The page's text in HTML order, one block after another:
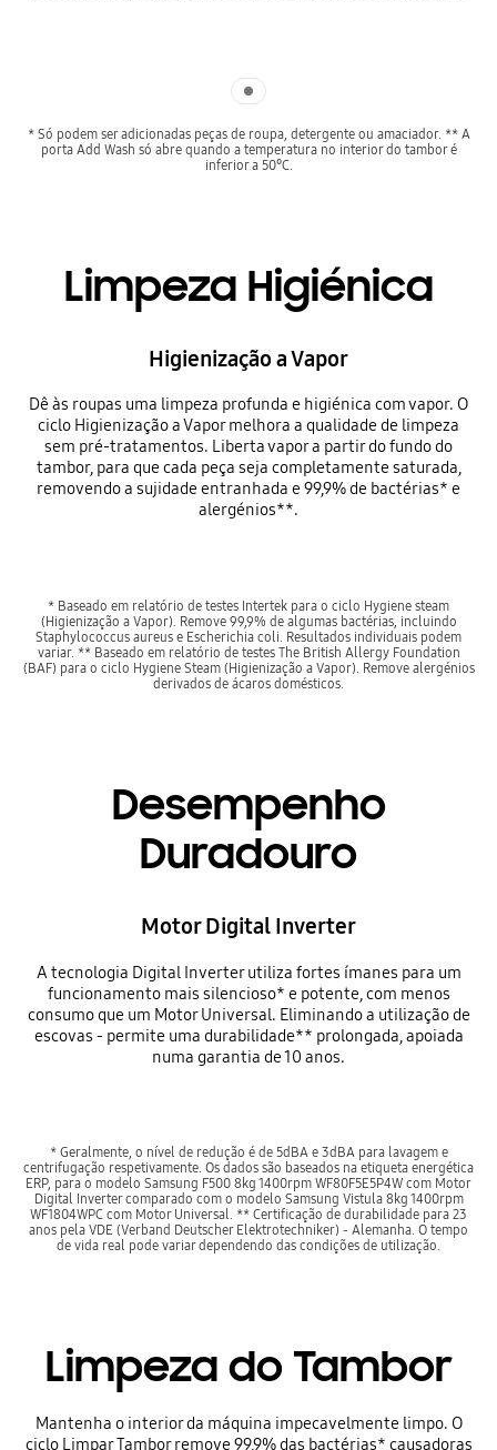
* Só podem ser adicionadas peças de roupa, detergente ou amaciador. ** A
porta Add Wash só abre quando a temperatura no interior do tambor é
inferior a 50°C.
Limpeza Higiénica
Higienização a Vapor
Dê às roupas uma limpeza profunda e higiénica com vapor. O
ciclo Higienização a Vapor melhora a qualidade de limpeza
sem pré-tratamentos. Liberta vapor a partir do fundo do
tambor, para que cada peça seja completamente saturada,
removendo a sujidade entranhada e 99,9% de bactérias* e
alergénios**.
* Baseado em relatório de testes Intertek para o ciclo Hygiene steam
(Higienização a Vapor). Remove 99,9% de algumas bactérias, incluindo
Staphylococcus aureus e Escherichia coli. Resultados individuais podem
variar. ** Baseado em relatório de testes The British Allergy Foundation
(BAF) para o ciclo Hygiene Steam (Higienização a Vapor). Remove alergénios
derivados de ácaros domésticos.
Desempenho
Duradouro
Motor Digital Inverter
A tecnologia Digital Inverter utiliza fortes ímanes para um
funcionamento mais silencioso* e potente, com menos
consumo que um Motor Universal. Eliminando a utilização de
escovas - permite uma durabilidade** prolongada, apoiada
numa garantia de 10 anos.
* Geralmente, o nível de redução é de 5dBA e 3dBA para lavagem e
centrifugação respetivamente. Os dados são baseados na etiqueta energética
ERP, para o modelo Samsung F500 8kg 1400rpm WF80F5E5P4W com Motor
Digital Inverter comparado com o modelo Samsung Vistula 8kg 1400rpm
WF1804WPC com Motor Universal. ** Certificação de durabilidade para 23
anos pela VDE (Verband Deutscher Elektrotechniker) - Alemanha. O tempo
de vida real pode variar dependendo das condições de utilização.
Limpeza do Tambor
Mantenha o interior da máquina impecavelmente limpo. O
ciclo Limpar Tambor remove 99,9% das bactérias* causadoras